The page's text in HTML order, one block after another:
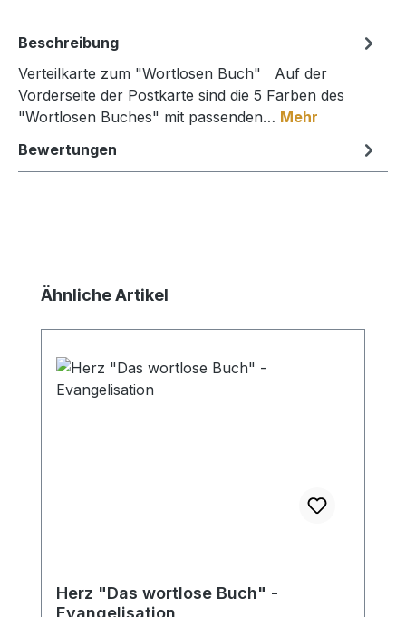
Beschreibung
Verteilkarte zum "Wortlosen Buch" Auf der
Vorderseite der Postkarte sind die 5 Farben des
"Wortlosen Buches" mit passenden… Mehr
Bewertungen
Produktgalerie überspringen
Ähnliche Artikel
Herz "Das wortlose Buch" -
Evangelisation